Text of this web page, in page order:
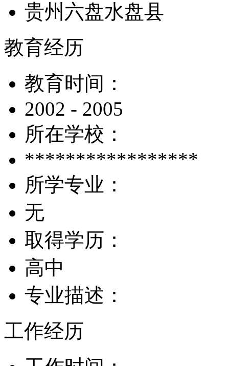
贵州六盘水盘县
教育经历
教育时间：
2002 - 2005
所在学校：
*****************
所学专业：
无
取得学历：
高中
专业描述：
工作经历